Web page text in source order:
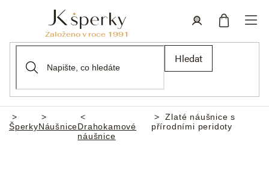
Hledat
Domů
ŠperkyNáušniceDrahokamové
náušnice
Zlaté náušnice s
přírodními peridoty